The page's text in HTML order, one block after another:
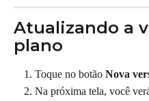
Atualizando a
plano
Toque no botão Nova
Na próxima tela, você